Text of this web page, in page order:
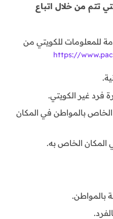
تتم من خلال اتباع
للمعلومات للكويتي من
https://
فرد غير الكويتي.
بالمواطن في المكان
المكان الخاص به.
بالمواطن.